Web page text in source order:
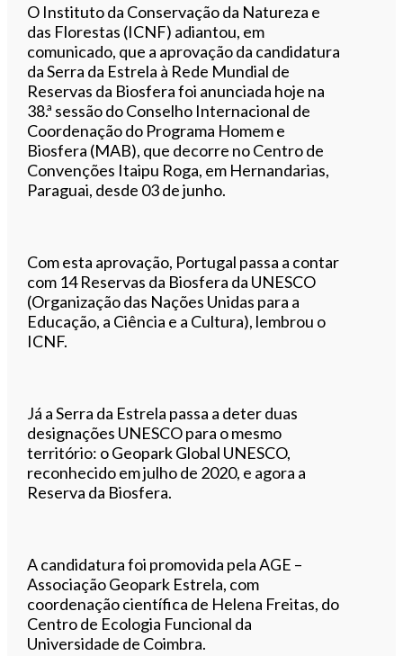
O Instituto da Conservação da Natureza e
das Florestas (ICNF) adiantou, em
comunicado, que a aprovação da candidatura
da Serra da Estrela à Rede Mundial de
Reservas da Biosfera foi anunciada hoje na
38.ª sessão do Conselho Internacional de
Coordenação do Programa Homem e
Biosfera (MAB), que decorre no Centro de
Convenções Itaipu Roga, em Hernandarias,
Paraguai, desde 03 de junho.
Com esta aprovação, Portugal passa a contar
com 14 Reservas da Biosfera da UNESCO
(Organização das Nações Unidas para a
Educação, a Ciência e a Cultura), lembrou o
ICNF.
Já a Serra da Estrela passa a deter duas
designações UNESCO para o mesmo
território: o Geopark Global UNESCO,
reconhecido em julho de 2020, e agora a
Reserva da Biosfera.
A candidatura foi promovida pela AGE –
Associação Geopark Estrela, com
coordenação científica de Helena Freitas, do
Centro de Ecologia Funcional da
Universidade de Coimbra.